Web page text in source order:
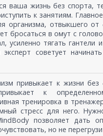
ваша жизнь без спорта,
к занятиям.
организма, отвыкшего от
бросаться в омут с
усиленно тягать гантели
советует
привыкает к жизни без
к
тренировка в
стресс для него.
позволяет дать
но не